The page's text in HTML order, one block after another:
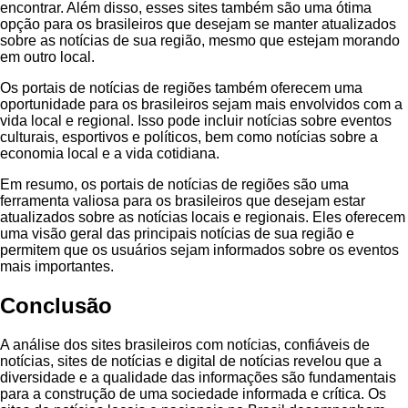
encontrar. Além disso, esses sites também são uma ótima
opção para os brasileiros que desejam se manter atualizados
sobre as notícias de sua região, mesmo que estejam morando
em outro local.
Os portais de notícias de regiões também oferecem uma
oportunidade para os brasileiros sejam mais envolvidos com a
vida local e regional. Isso pode incluir notícias sobre eventos
culturais, esportivos e políticos, bem como notícias sobre a
economia local e a vida cotidiana.
Em resumo, os portais de notícias de regiões são uma
ferramenta valiosa para os brasileiros que desejam estar
atualizados sobre as notícias locais e regionais. Eles oferecem
uma visão geral das principais notícias de sua região e
permitem que os usuários sejam informados sobre os eventos
mais importantes.
Conclusão
A análise dos sites brasileiros com notícias, confiáveis de
notícias, sites de notícias e digital de notícias revelou que a
diversidade e a qualidade das informações são fundamentais
para a construção de uma sociedade informada e crítica. Os